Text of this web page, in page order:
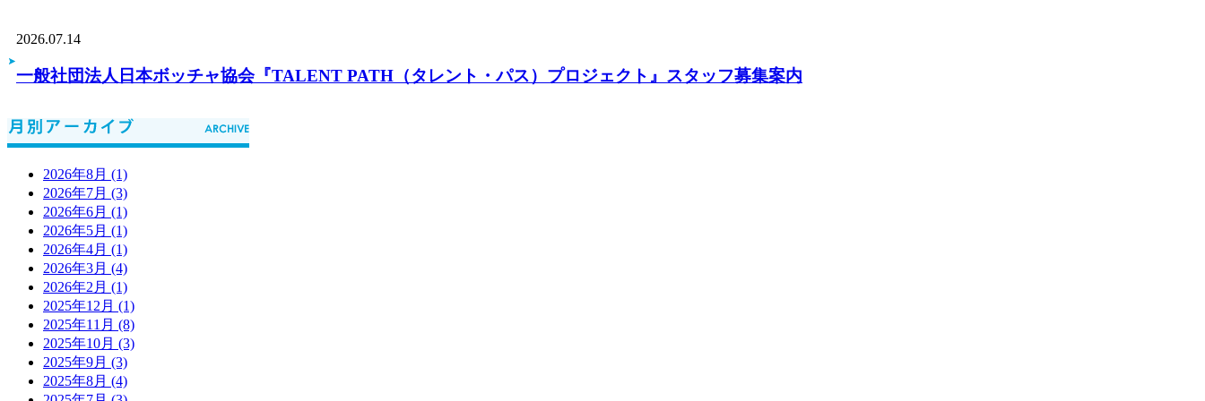
2026.07.14
一般社団法人日本ボッチャ協会『TALENT PATH（タレント・パス）プロジェクト』スタッフ募集案内
2026年8月 (1)
2026年7月 (3)
2026年6月 (1)
2026年5月 (1)
2026年4月 (1)
2026年3月 (4)
2026年2月 (1)
2025年12月 (1)
2025年11月 (8)
2025年10月 (3)
2025年9月 (3)
2025年8月 (4)